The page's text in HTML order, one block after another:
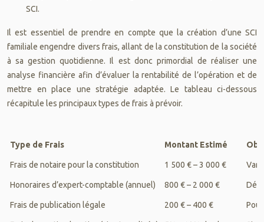
SCI.
Il est essentiel de prendre en compte que la création d’une SCI
familiale engendre divers frais, allant de la constitution de la société
à sa gestion quotidienne. Il est donc primordial de réaliser une
analyse financière afin d’évaluer la rentabilité de l’opération et de
mettre en place une stratégie adaptée. Le tableau ci-dessous
récapitule les principaux types de frais à prévoir.
Type de Frais Montant Estimé
Frais de notaire pour la constitution 1 500 € – 3 000 €
Honoraires d’expert-comptable (annuel) 800 € – 2 000 €
Frais de publication légale 200 € – 400 €